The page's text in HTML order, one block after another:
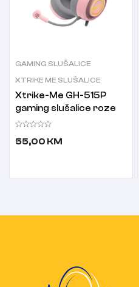
GAMING SLUŠALICE
XTRIKE ME SLUŠALICE
Xtrike-Me GH-515P
gaming slušalice roze
55,00 KM